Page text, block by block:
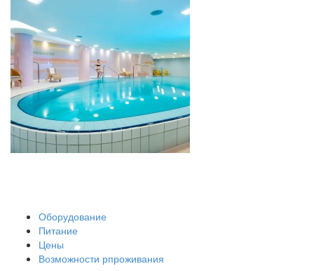
Оборудование
Питание
Цены
Возможности рпроживания